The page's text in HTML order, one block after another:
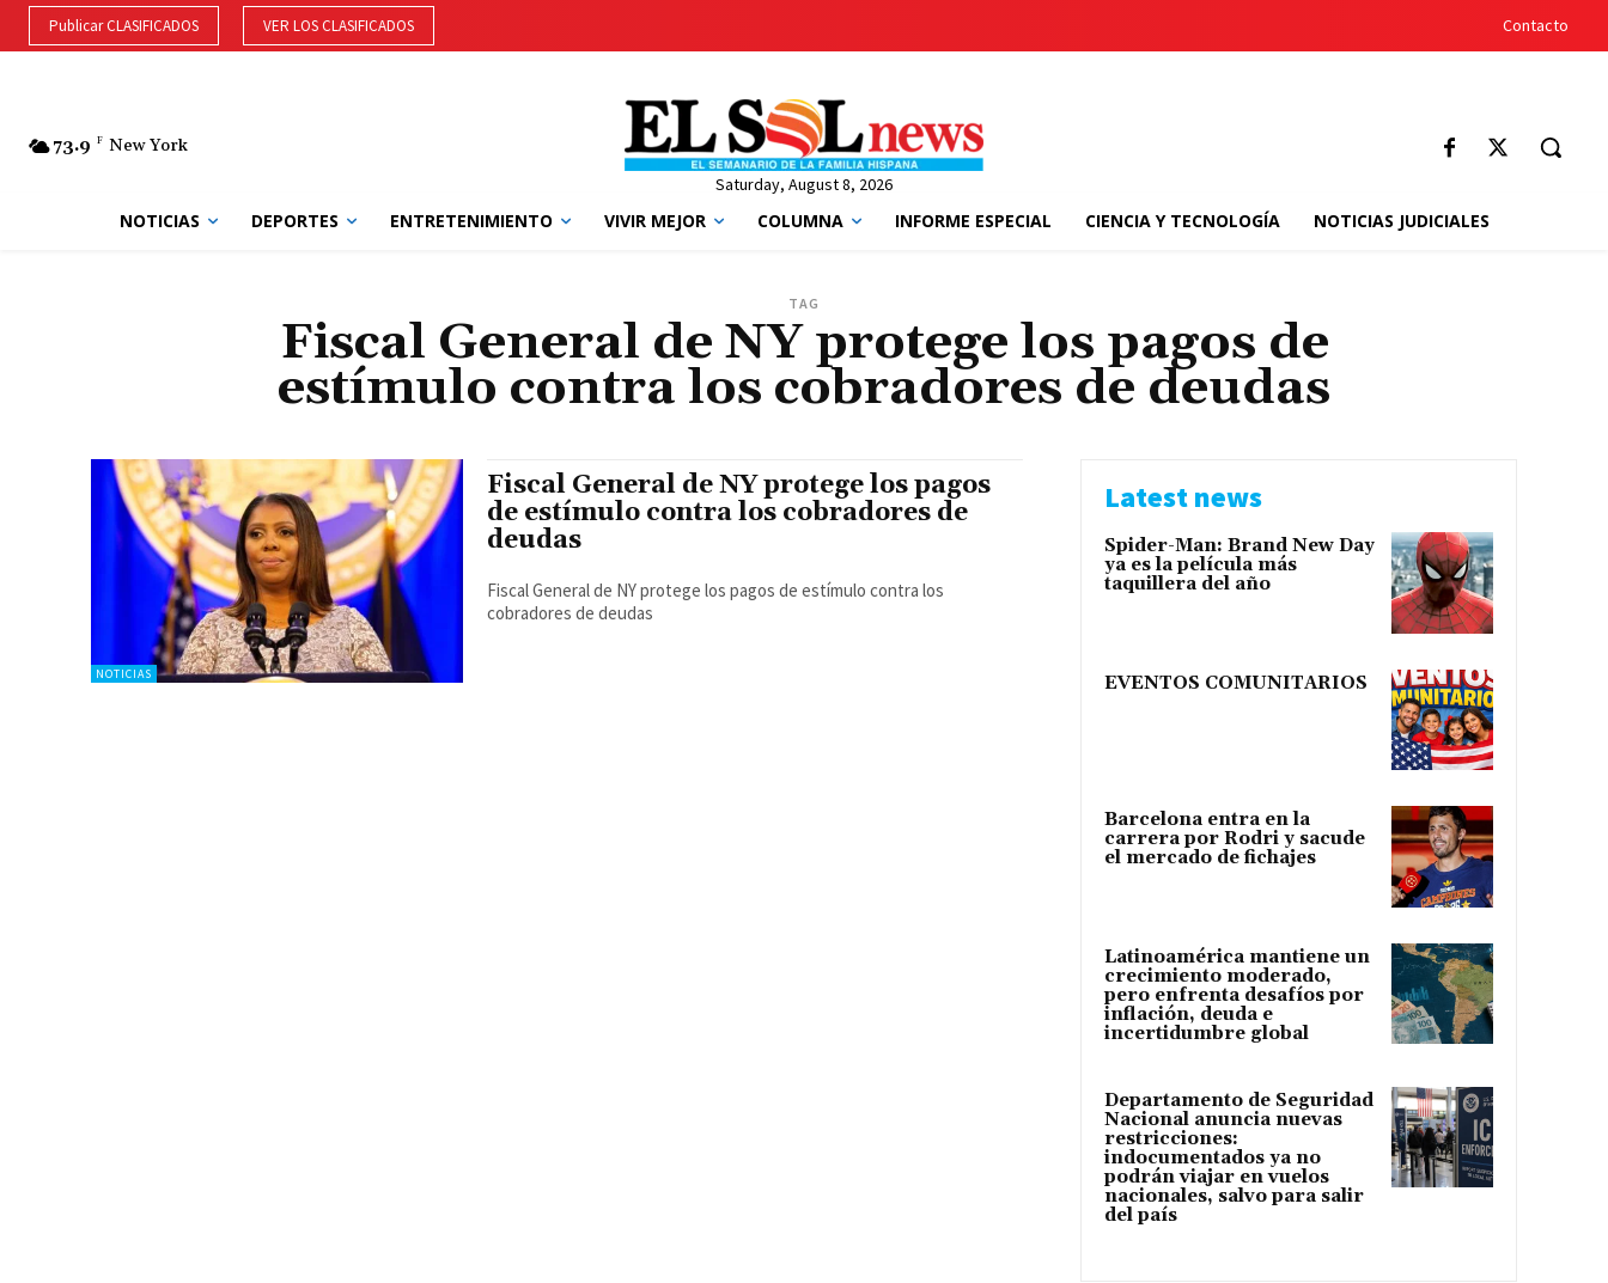
Publicar CLASIFICADOS VER LOS CLASIFICADOS Contacto
73.9 F New York
Saturday, August 8, 2026
NOTICIAS DEPORTES ENTRETENIMIENTO VIVIR MEJOR COLUMNA INFORME ESPECIAL CIENCIA Y TECNOLOGÍA NOTICIAS JUDICIALES
TAG
Fiscal General de NY protege los pagos de
estímulo contra los cobradores de deudas
NOTICIAS
Fiscal General de NY protege los pagos
de estímulo contra los cobradores de
deudas
Fiscal General de NY protege los pagos de estímulo contra los
cobradores de deudas
Latest news
Spider-Man: Brand New Day
ya es la película más
taquillera del año
EVENTOS COMUNITARIOS
Barcelona entra en la
carrera por Rodri y sacude
el mercado de fichajes
Latinoamérica mantiene un
crecimiento moderado,
pero enfrenta desafíos por
inflación, deuda e
incertidumbre global
Departamento de Seguridad
Nacional anuncia nuevas
restricciones:
indocumentados ya no
podrán viajar en vuelos
nacionales, salvo para salir
del país